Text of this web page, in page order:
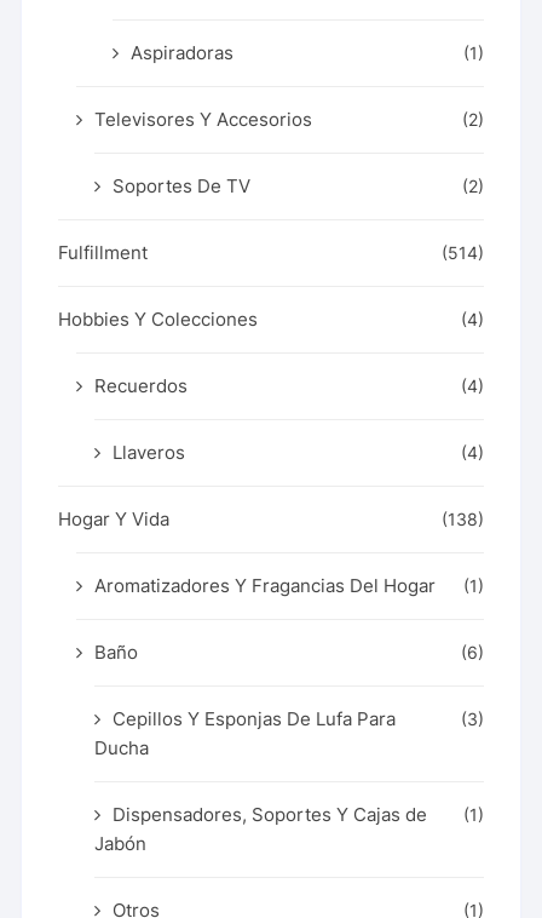
Aspiradoras (1)
Televisores Y Accesorios (2)
Soportes De TV (2)
Fulfillment (514)
Hobbies Y Colecciones (4)
Recuerdos (4)
Llaveros (4)
Hogar Y Vida (138)
Aromatizadores Y Fragancias Del Hogar (1)
Baño (6)
Cepillos Y Esponjas De Lufa Para
Ducha
(3)
Dispensadores, Soportes Y Cajas de
Jabón
(1)
Otros (1)